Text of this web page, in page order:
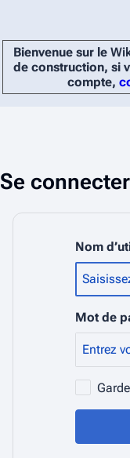
Bienvenue sur le
de construction, si
compte,
Se connecter
Nom
Mot de